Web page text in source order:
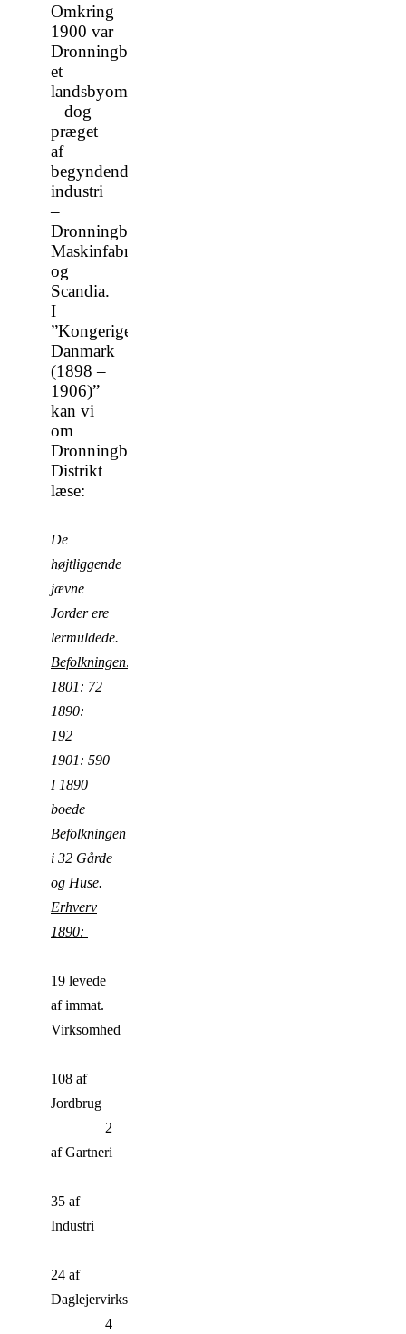
Omkring
1900 var
Dronningborg
et
landsbyområde
– dog
præget
af
begyndende
industri
–
Dronningborg
Maskinfabrik
og
Scandia.
I
”Kongeriget
Danmark
(1898 –
1906)”
kan vi
om
Dronningborg
Distrikt
læse:
De
højtliggende
jævne
Jorder ere
lermuldede.
Befolkningen:
1801: 72
1890:
192
1901: 590
I 1890
boede
Befolkningen
i 32 Gårde
og Huse.
Erhverv
1890:
19 levede
af immat.
Virksomhed
108 af
Jordbrug
2
af Gartneri
35 af
Industri
24 af
Daglejervirksomhed
4